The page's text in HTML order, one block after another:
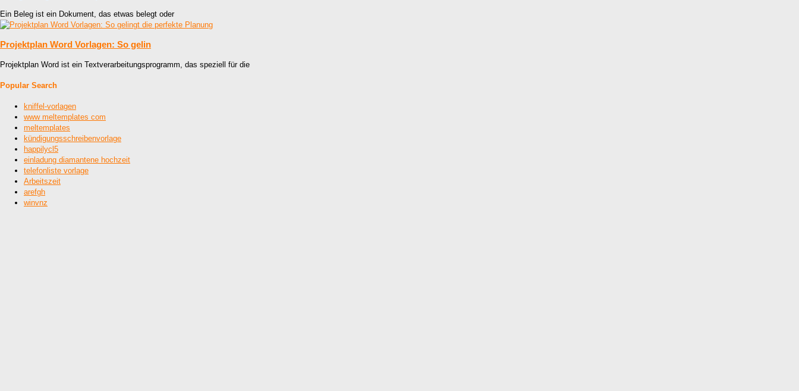
Ein Beleg ist ein Dokument, das etwas belegt oder
Projektplan Word Vorlagen: So gelin
Projektplan Word ist ein Textverarbeitungsprogramm, das speziell für die
Popular Search
kniffel-vorlagen
www meltemplates com
meltemplates
kündigungsschreibenvorlage
happilycl5
einladung diamantene hochzeit
telefonliste vorlage
Arbeitszeit
arefgh
winvnz